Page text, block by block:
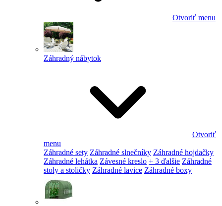
Otvoriť menu
Záhradný nábytok
Otvoriť
menu
Záhradné sety Záhradné slnečníky Záhradné hojdačky
Záhradné lehátka Závesné kreslo + 3 ďalšie Záhradné
stoly a stoličky Záhradné lavice Záhradné boxy